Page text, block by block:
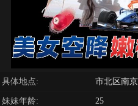
具体地点: 市北区南
妹妹年龄: 25